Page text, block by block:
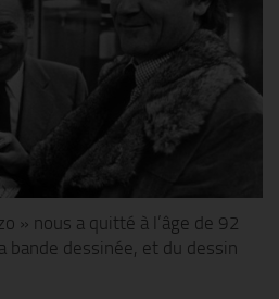
» nous a quitté à l’âge de 92
bande dessinée, et du dessin